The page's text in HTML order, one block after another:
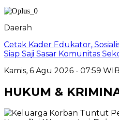
Daerah
Cetak Kader Edukator,
Siap Saji Sasar Komunitas
Kamis, 6 Agu 2026 - 07:59 WIB
HUKUM &